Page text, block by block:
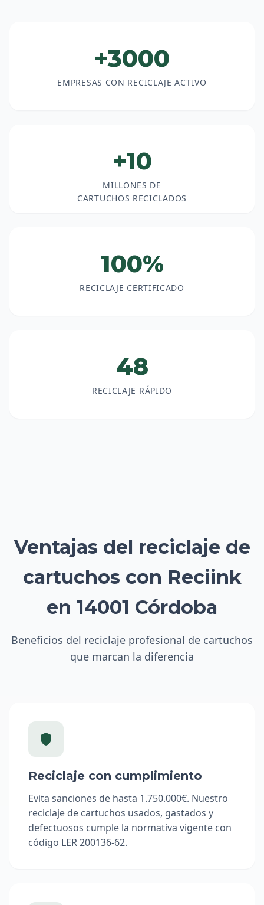
+3000
EMPRESAS CON RECICLAJE ACTIVO
+10
MILLONES DE
CARTUCHOS RECICLADOS
100%
RECICLAJE CERTIFICADO
48
RECICLAJE RÁPIDO
Ventajas del reciclaje de
cartuchos con Reciink
en 14001 Córdoba
Beneficios del reciclaje profesional de cartuchos
que marcan la diferencia
Reciclaje con cumplimiento
Evita sanciones de hasta 1.750.000€. Nuestro
reciclaje de cartuchos usados, gastados y
defectuosos cumple la normativa vigente con
código LER 200136-62.